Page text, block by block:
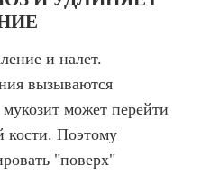
и налет.
вызываются
может перейти
кости. Поэтому
"поверх"